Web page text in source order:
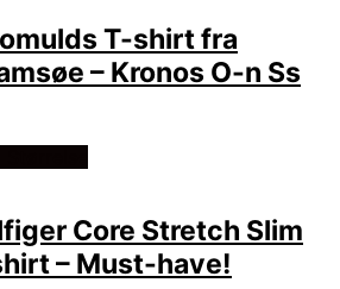
T-shirt fra
– Kronos O-n Ss
Core Stretch Slim
– Must-have!